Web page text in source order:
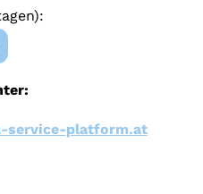
service-platform.at